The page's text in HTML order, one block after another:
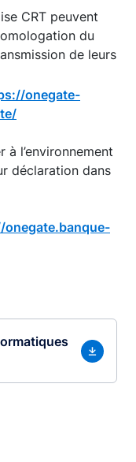
CRT peuvent
du
de leurs
onegate-
à l’environnement
déclaration dans